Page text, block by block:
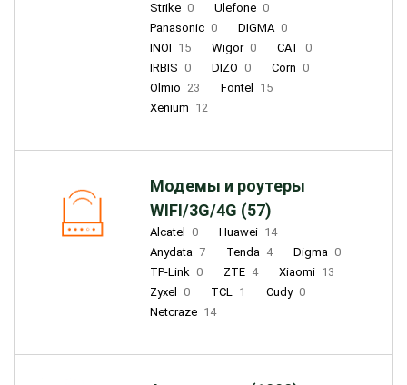
Strike 0 Ulefone 0
Panasonic 0 DIGMA 0
INOI 15 Wigor 0 CAT 0
IRBIS 0 DIZO 0 Corn 0
Olmio 23 Fontel
15
Xenium 12
Модемы и роутеры
WIFI/3G/4G (57)
Alcatel 0 Huawei 14
Anydata 7 Tenda 4 Digma 0
TP-Link 0 ZTE 4 Xiaomi 13
Zyxel
0 TCL 1 Cudy 0
Netcraze 14